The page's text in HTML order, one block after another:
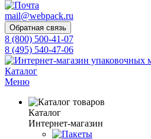
mail@webpack.ru
Обратная связь
8 (800) 500-41-07
8 (495) 540-47-06
Каталог
Меню
Каталог
Интернет-магазин